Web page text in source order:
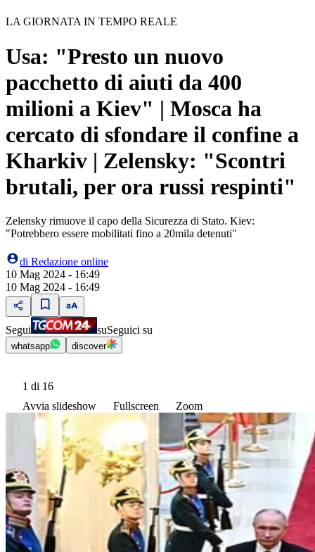
LA GIORNATA IN TEMPO REALE
Usa: "Presto un nuovo
pacchetto di aiuti da 400
milioni a Kiev" | Mosca ha
cercato di sfondare il confine a
Kharkiv | Zelensky: "Scontri
brutali, per ora russi respinti"
Zelensky rimuove il capo della Sicurezza di Stato. Kiev:
"Potrebbero essere mobilitati fino a 20mila detenuti"
di Redazione online
10 Mag 2024 - 16:49
10 Mag 2024 - 16:49
Segui suSeguici su
whatsapp discover
1 di 16
Avvia slideshow
Fullscreen Zoom